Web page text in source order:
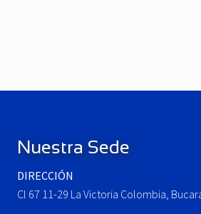
u
o
s
t
:
P
t
:
Nuestra Sede
DIRECCIÓN
Cl 67 11-29 La Victoria Colombia,